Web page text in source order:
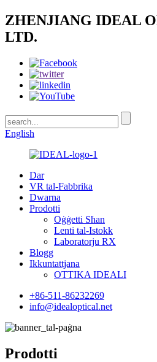
ZHENJIANG IDEAL
LTD.
English
Dar
VR tal-Fabbrika
Dwarna
Prodotti
Oġġetti Sħan
Lenti tal-Istokk
Laboratorju RX
Blogg
Ikkuntattjana
OTTIKA IDEALI
+86-511-86232269
info@idealoptical.net
Prodotti